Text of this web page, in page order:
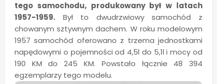
tego samochodu, produkowany był w latach
1957-1959.Był to dwudrzwiowy samochód z
chowanym sztywnym dachem. W roku modelowym
1957 samochód oferowano z trzema jednostkami
napędowymi o pojemności od 4,5l do 5,1l i mocy od
190 KM do 245 KM. Powstało łącznie 48 394
egzemplarzy tego modelu.